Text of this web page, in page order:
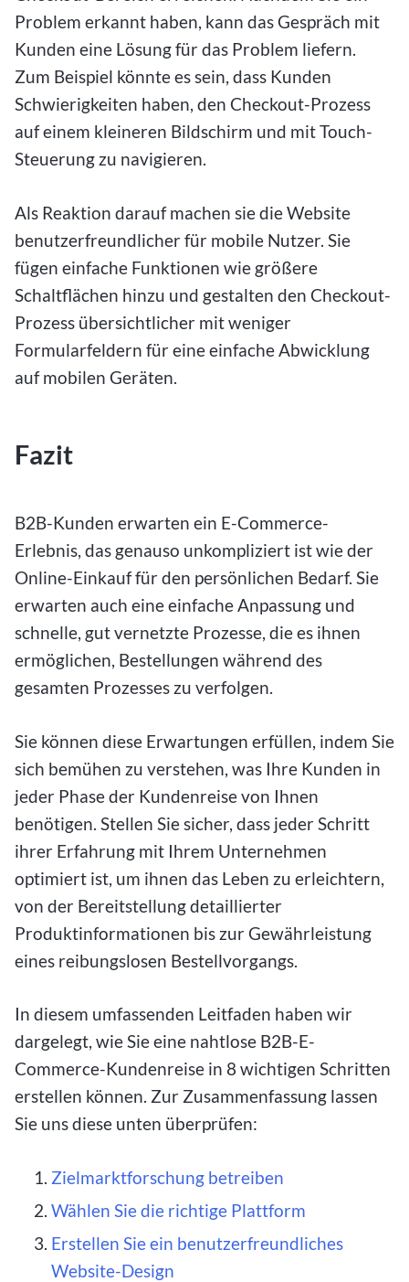
Problem erkannt haben, kann das Gespräch mit
Kunden eine Lösung für das Problem liefern.
Zum Beispiel könnte es sein, dass Kunden
Schwierigkeiten haben, den Checkout-Prozess
auf einem kleineren Bildschirm und mit Touch-
Steuerung zu navigieren.
Als Reaktion darauf machen sie die Website
benutzerfreundlicher für mobile Nutzer. Sie
fügen einfache Funktionen wie größere
Schaltflächen hinzu und gestalten den Checkout-
Prozess übersichtlicher mit weniger
Formularfeldern für eine einfache Abwicklung
auf mobilen Geräten.
Fazit
B2B-Kunden erwarten ein E-Commerce-
Erlebnis, das genauso unkompliziert ist wie der
Online-Einkauf für den persönlichen Bedarf. Sie
erwarten auch eine einfache Anpassung und
schnelle, gut vernetzte Prozesse, die es ihnen
ermöglichen, Bestellungen während des
gesamten Prozesses zu verfolgen.
Sie können diese Erwartungen erfüllen, indem Sie
sich bemühen zu verstehen, was Ihre Kunden in
jeder Phase der Kundenreise von Ihnen
benötigen. Stellen Sie sicher, dass jeder Schritt
ihrer Erfahrung mit Ihrem Unternehmen
optimiert ist, um ihnen das Leben zu erleichtern,
von der Bereitstellung detaillierter
Produktinformationen bis zur Gewährleistung
eines reibungslosen Bestellvorgangs.
In diesem umfassenden Leitfaden haben wir
dargelegt, wie Sie eine nahtlose B2B-E-
Commerce-Kundenreise in 8 wichtigen Schritten
erstellen können. Zur Zusammenfassung lassen
Sie uns diese unten überprüfen:
Zielmarktforschung betreiben
Wählen Sie die richtige Plattform
Erstellen Sie ein benutzerfreundliches
Website-Design